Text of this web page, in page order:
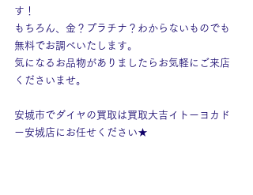
す！
もちろん、金？プラチナ？わからないものでも
無料でお調べいたします。
気になるお品物がありましたらお気軽にご来店
くださいませ。
安城市でダイヤの買取は買取大吉イトーヨカド
ー安城店にお任せください★